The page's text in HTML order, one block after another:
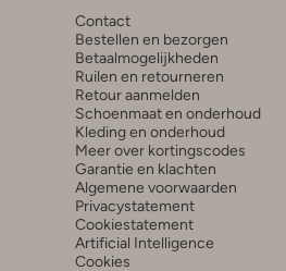
Contact
Bestellen en bezorgen
Betaalmogelijkheden
Ruilen en retourneren
Retour aanmelden
Schoenmaat en onderhoud
Kleding en onderhoud
Meer over kortingscodes
Garantie en klachten
Algemene voorwaarden
Privacystatement
Cookiestatement
Artificial Intelligence
Cookies